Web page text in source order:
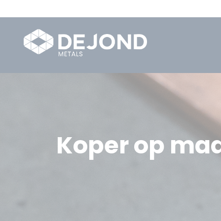
Koper op